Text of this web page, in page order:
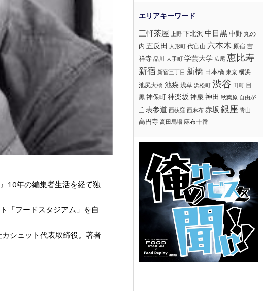
10年の編集者生活を経て独
「フードスタジアム」を自
シェット代表取締役。著者
三軒茶屋 上野 下北沢 中目黒中野 丸の
内 五反田 人形町 代官山 六本木 原宿 吉
祥寺 品川 大手町 学芸大学 広尾 恵比寿
新宿 新宿三丁目 新橋 日本橋 東京 横浜
池尻大橋 池袋浅草 浜松町 渋谷 田町 目
黒神保町神楽坂 神泉 神田 秋葉原 自由が
丘 表参道 西荻窪 西麻布 赤坂 銀座 青山
高円寺 高田馬場 麻布十番